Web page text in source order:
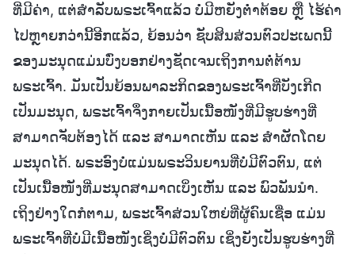
ທີ່ມີຄ່າ, ແຕ່ສຳລັບພຣະເຈົ້າແລ້ວ ບໍ່ມີຫຍັງຕໍ່າຕ້ອຍ ຫຼື ໄຮ້ຄ່າ
ໄປຫຼາຍກວ່ານີ້ອີກແລ້ວ, ຍ້ອນວ່າ ຊັບສິນສ່ວນຕົວປະເພດນີ້
ຂອງມະນຸດແມ່ນບົ່ງບອກຢ່າງຊັດເຈນເຖິງການຕໍ່ຕ້ານ
ພຣະເຈົ້າ. ມັນເປັນຍ້ອນພາລະກິດຂອງພຣະເຈົ້າທີ່ບັງເກີດ
ເປັນມະນຸດ, ພຣະເຈົ້າຈຶ່ງກາຍເປັນເນື້ອໜັງທີ່ມີຮູບຮ່າງທີ່
ສາມາດຈັບຕ້ອງໄດ້ ແລະ ສາມາດເຫັນ ແລະ ສຳຜັດໂດຍ
ມະນຸດໄດ້. ພຣະອົງບໍ່ແມ່ນພຣະວິນຍານທີ່ບໍ່ມີຕົວຕົນ, ແຕ່
ເປັນເນື້ອໜັງທີ່ມະນຸດສາມາດເບິ່ງເຫັນ ແລະ ພົວພັນນໍາ.
ເຖິງຢ່າງໃດກໍຕາມ, ພຣະເຈົ້າສ່ວນໃຫຍ່ທີ່ຜູ້ຄົນເຊື່ອ ແມ່ນ
ພຣະເຈົ້າທີ່ບໍ່ມີເນື້ອໜັງເຊິ່ງບໍ່ມີຕົວຕົນ ເຊິ່ງຍັງເປັນຮູບຮ່າງທີ່